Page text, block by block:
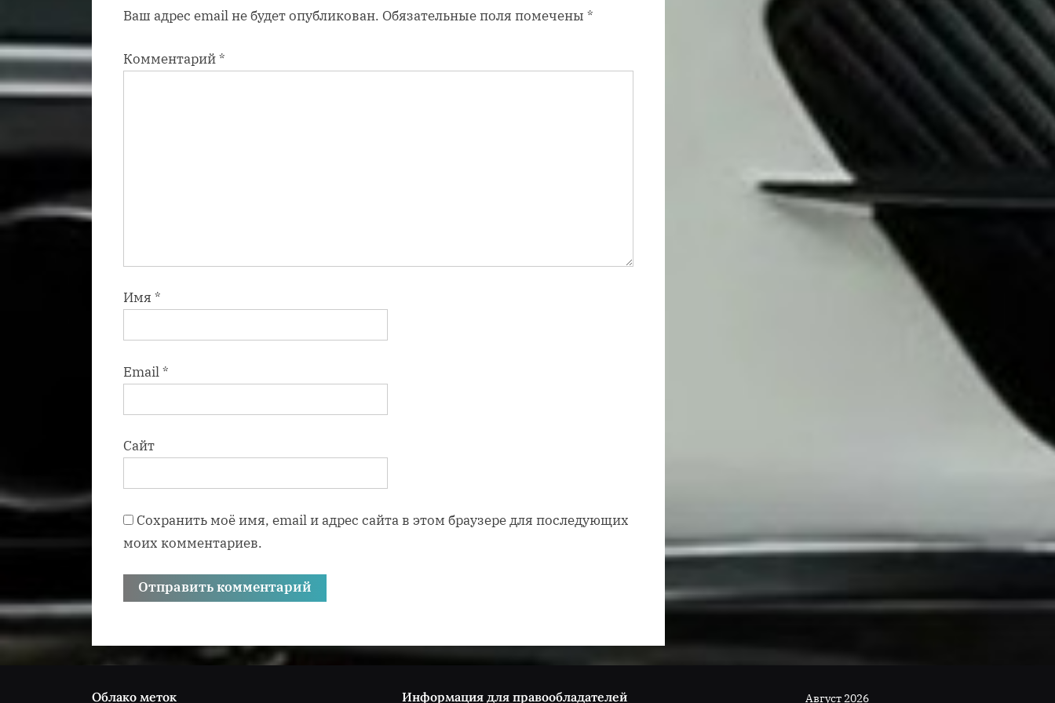
п
с
и
Ваш адрес email не будет опубликован. Обязательные поля помечены *
Комментарий*
Имя *
Email*
Сайт
Сохранить моё имя, email и адрес сайта в этом браузере для последующих
моих комментариев.
Облако меток Информация для правообладателей Август 2026